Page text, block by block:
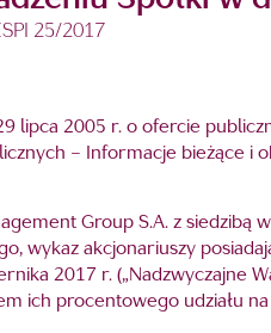
25/2017
lipca 2005 r. o ofercie
– Informacje bieżące i
Group S.A. z siedzibą
wykaz akcjonariuszy
2017 r. („Nadzwyczajne
ich procentowego udziału